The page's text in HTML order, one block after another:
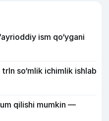
ism qo‘ygani
so‘mlik ichimlik ishlab
qilishi mumkin —